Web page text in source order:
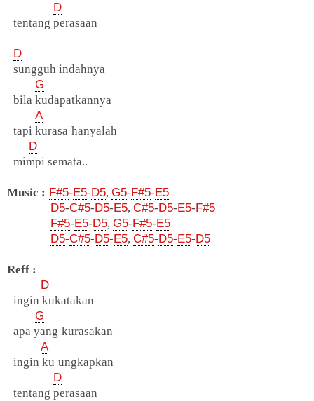
D
tentang perasaan
D
sungguh indahnya
G
bila kudapatkannya
A
tapi kurasa hanyalah
D
mimpi semata..
Music : F#5-E5-D5,G5-F#5-E5
D5-C#5-D5-E5,C#5-D5-E5-F#5
F#5-E5-D5,G5-F#5-E5
D5-C#5-D5-E5,C#5-D5-E5-D5
Reff :
D
ingin kukatakan
G
apa yang kurasakan
A
ingin ku ungkapkan
D
tentang perasaan